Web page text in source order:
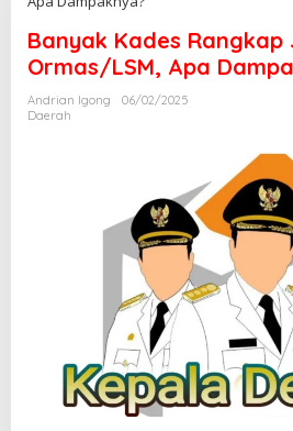
Banyak Kades
Ormas/LSM, Apa
Andrian Igong
06/02/2025
Daerah